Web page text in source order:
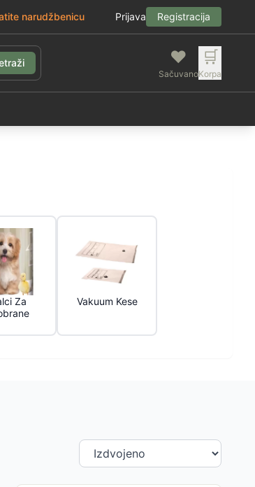
narudžbenicu Prijava Registracija
❤️
Sačuvano
🛒
Korpa
Za
Vakuum Kese